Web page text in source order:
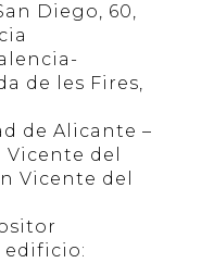
Diego, 60,
de les Fires,
de Alicante –
Vicente del
Vicente del
edificio: